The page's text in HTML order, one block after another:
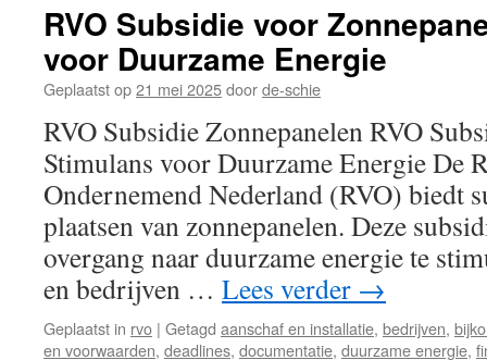
RVO Subsidie voor
voor Duurzame Energie
Geplaatst op21 mei 2025doorde-schie
RVO Subsidie Zonnepanelen RVO
Stimulans voor Duurzame Energie De
Ondernemend Nederland (RVO) biedt
plaatsen van zonnepanelen. Deze
overgang naar duurzame energie te
en bedrijven … Lees verder →
Geplaatst in rvo | Getagd aanschaf en installatie, bedrijven,
en voorwaarden, deadlines, documentatie, duurzame energie,